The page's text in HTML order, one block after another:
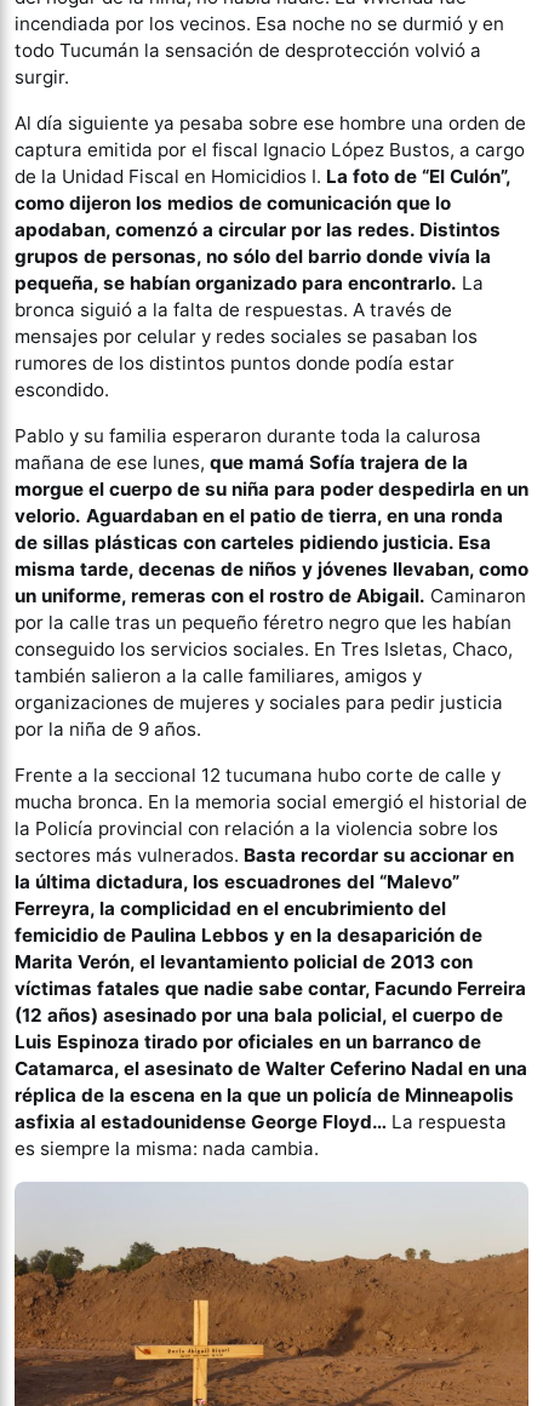
incendiada por los vecinos. Esa noche no se durmió y en
todo Tucumán la sensación de desprotección volvió a
surgir.
Al día siguiente ya pesaba sobre ese hombre una orden de
captura emitida por el fiscal Ignacio López Bustos, a cargo
de la Unidad Fiscal en Homicidios I. La foto de “El Culón”,
como dijeron los medios de comunicación que lo
apodaban, comenzó a circular por las redes. Distintos
grupos de personas, no sólo del barrio donde vivía la
pequeña, se habían organizado para encontrarlo. La
bronca siguió a la falta de respuestas. A través de
mensajes por celular y redes sociales se pasaban los
rumores de los distintos puntos donde podía estar
escondido.
Pablo y su familia esperaron durante toda la calurosa
mañana de ese lunes, que mamá Sofía trajera de la
morgue el cuerpo de su niña para poder despedirla en un
velorio. Aguardaban en el patio de tierra, en una ronda
de sillas plásticas con carteles pidiendo justicia. Esa
misma tarde, decenas de niños y jóvenes llevaban, como
un uniforme, remeras con el rostro de Abigail. Caminaron
por la calle tras un pequeño féretro negro que les habían
conseguido los servicios sociales. En Tres Isletas, Chaco,
también salieron a la calle familiares, amigos y
organizaciones de mujeres y sociales para pedir justicia
por la niña de 9 años.
Frente a la seccional 12 tucumana hubo corte de calle y
mucha bronca. En la memoria social emergió el historial de
la Policía provincial con relación a la violencia sobre los
sectores más vulnerados. Basta recordar su accionar en
la última dictadura, los escuadrones del “Malevo”
Ferreyra, la complicidad en el encubrimiento del
femicidio de Paulina Lebbos y en la desaparición de
Marita Verón, el levantamiento policial de 2013 con
víctimas fatales que nadie sabe contar, Facundo Ferreira
(12 años) asesinado por una bala policial, el cuerpo de
Luis Espinoza tirado por oficiales en un barranco de
Catamarca, el asesinato de Walter Ceferino Nadal en una
réplica de la escena en la que un policía de Minneapolis
asfixia al estadounidense George Floyd… La respuesta
es siempre la misma: nada cambia.